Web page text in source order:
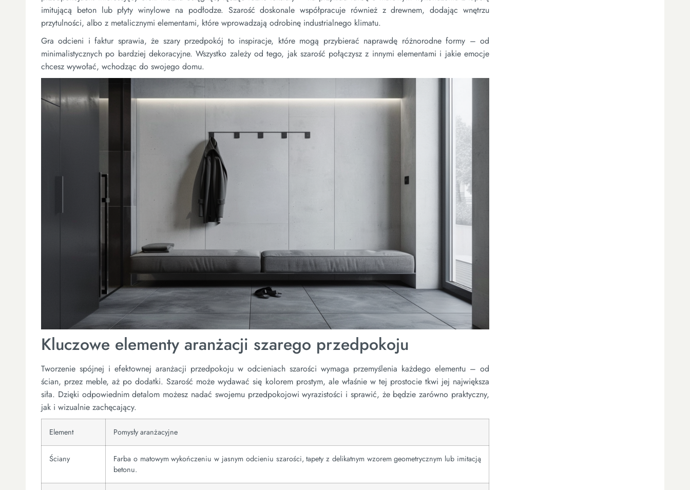
imitującą beton lub płyty winylowe na podłodze. Szarość doskonale współpracuje również z drewnem, dodając wnętrzu
przytulności, albo z metalicznymi elementami, które wprowadzają odrobinę industrialnego klimatu.
Gra odcieni i faktur sprawia, że szary przedpokój to inspiracje, które mogą przybierać naprawdę różnorodne formy – od
minimalistycznych po bardziej dekoracyjne. Wszystko zależy od tego, jak szarość połączysz z innymi elementami i jakie emocje
chcesz wywołać, wchodząc do swojego domu.
Kluczowe elementy aranżacji szarego przedpokoju
Tworzenie spójnej i efektownej aranżacji przedpokoju w odcieniach szarości wymaga przemyślenia każdego elementu – od
ścian, przez meble, aż po dodatki. Szarość może wydawać się kolorem prostym, ale właśnie w tej prostocie tkwi jej największa
siła. Dzięki odpowiednim detalom możesz nadać swojemu przedpokojowi wyrazistości i sprawić, że będzie zarówno praktyczny,
jak i wizualnie zachęcający.
Element Pomysły aranżacyjne
Ściany
Farba o matowym wykończeniu w jasnym odcieniu szarości, tapety z delikatnym wzorem geometrycznym lub imitacją
betonu.